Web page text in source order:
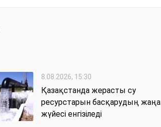
8.08.2026, 15:30
Қазақстанда жерасты су
ресурстарын басқарудың жаңа
жүйесі енгізіледі